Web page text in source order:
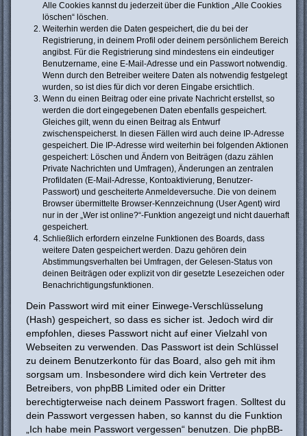
Alle Cookies kannst du jederzeit über die Funktion „Alle Cookies
löschen“ löschen.
Weiterhin werden die Daten gespeichert, die du bei der
Registrierung, in deinem Profil oder deinem persönlichem Bereich
angibst. Für die Registrierung sind mindestens ein eindeutiger
Benutzername, eine E-Mail-Adresse und ein Passwort notwendig.
Wenn durch den Betreiber weitere Daten als notwendig festgelegt
wurden, so ist dies für dich vor deren Eingabe ersichtlich.
Wenn du einen Beitrag oder eine private Nachricht erstellst, so
werden die dort eingegebenen Daten ebenfalls gespeichert.
Gleiches gilt, wenn du einen Beitrag als Entwurf
zwischenspeicherst. In diesen Fällen wird auch deine IP-Adresse
gespeichert. Die IP-Adresse wird weiterhin bei folgenden Aktionen
gespeichert: Löschen und Ändern von Beiträgen (dazu zählen
Private Nachrichten und Umfragen), Änderungen an zentralen
Profildaten (E-Mail-Adresse, Kontoaktivierung, Benutzer-
Passwort) und gescheiterte Anmeldeversuche. Die von deinem
Browser übermittelte Browser-Kennzeichnung (User Agent) wird
nur in der „Wer ist online?“-Funktion angezeigt und nicht dauerhaft
gespeichert.
Schließlich erfordern einzelne Funktionen des Boards, dass
weitere Daten gespeichert werden. Dazu gehören dein
Abstimmungsverhalten bei Umfragen, der Gelesen-Status von
deinen Beiträgen oder explizit von dir gesetzte Lesezeichen oder
Benachrichtigungsfunktionen.
Dein Passwort wird mit einer Einwege-Verschlüsselung
(Hash) gespeichert, so dass es sicher ist. Jedoch wird dir
empfohlen, dieses Passwort nicht auf einer Vielzahl von
Webseiten zu verwenden. Das Passwort ist dein Schlüssel
zu deinem Benutzerkonto für das Board, also geh mit ihm
sorgsam um. Insbesondere wird dich kein Vertreter des
Betreibers, von phpBB Limited oder ein Dritter
berechtigterweise nach deinem Passwort fragen. Solltest du
dein Passwort vergessen haben, so kannst du die Funktion
„Ich habe mein Passwort vergessen“ benutzen. Die phpBB-